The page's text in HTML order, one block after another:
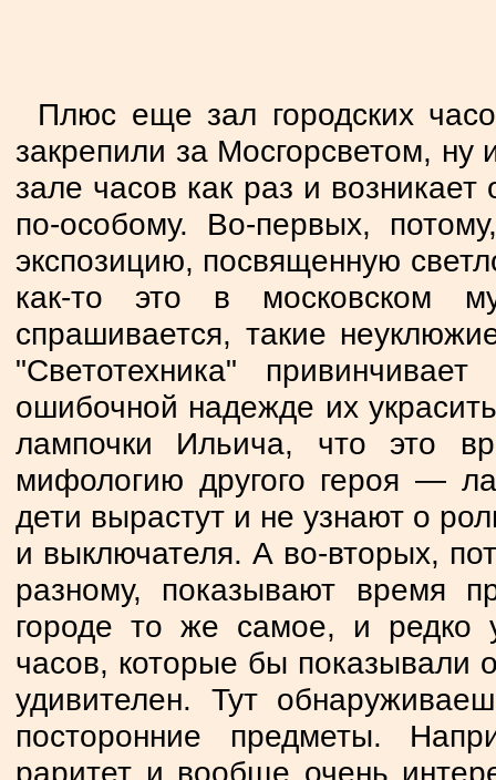
Плюс еще зал городских
закрепили за Мосгорсветом, ну
зале часов как раз и
по-особому. Во-первых,
экспозицию, посвященную
как-то это в московском
спрашивается, такие
"Светотехника"
ошибочной надежде их
лампочки Ильича, что это
мифологию другого героя —
дети вырастут и не узнают о
и выключателя. А во-вторых,
разному, показывают время
городе то же самое, и редко
часов, которые бы показывали
удивителен. Тут
посторонние предметы.
раритет и вообще очень